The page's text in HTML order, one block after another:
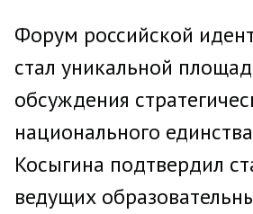
Форум российской
стал уникальной
обсуждения
национального
Косыгина подтвердил
ведущих